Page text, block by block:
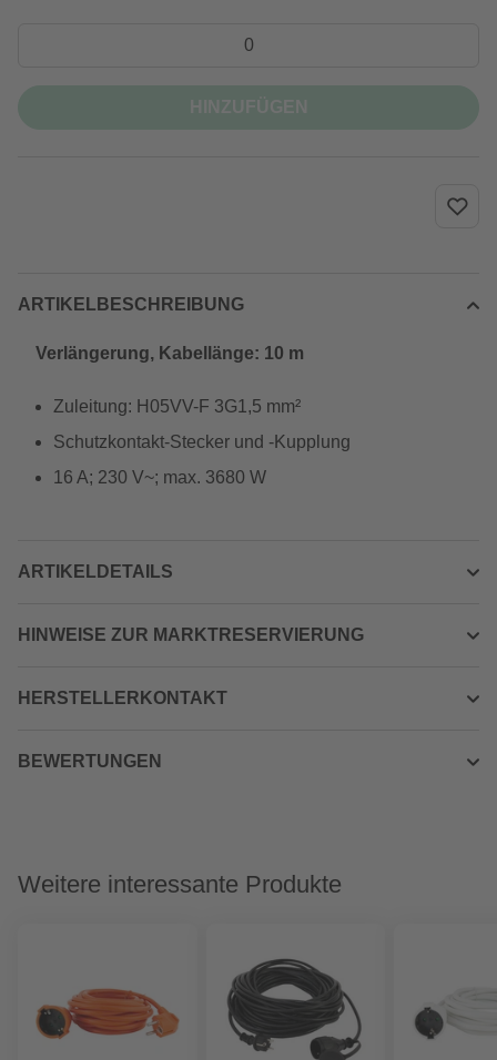
ARTIKELBESCHREIBUNG
Verlängerung, Kabellänge: 10 m
Zuleitung: H05VV-F 3G1,5 mm²
Schutzkontakt-Stecker und -Kupplung
16 A; 230 V~; max. 3680 W
ARTIKELDETAILS
HINWEISE ZUR MARKTRESERVIERUNG
HERSTELLERKONTAKT
BEWERTUNGEN
Weitere interessante Produkte